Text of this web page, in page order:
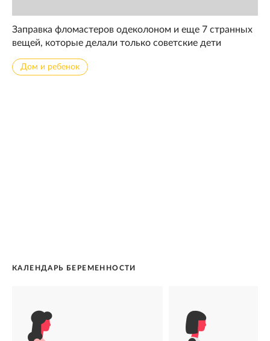
Заправка фломастеров одеколоном и еще 7 странных
вещей, которые делали только советские дети
Дом и ребенок
КАЛЕНДАРЬ БЕРЕМЕННОСТИ